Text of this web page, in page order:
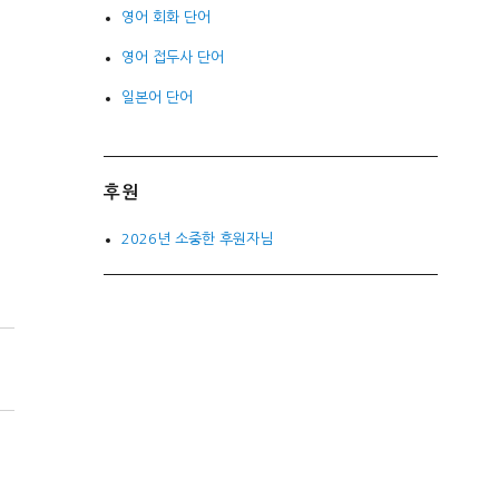
영어 회화 단어
영어 접두사 단어
일본어 단어
후원
2026년 소중한 후원자님